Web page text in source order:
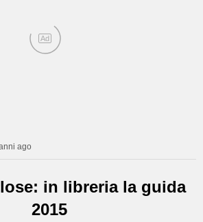
Ad
ago
in libreria la guida
2015